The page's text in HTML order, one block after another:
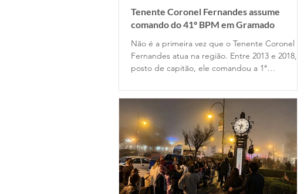
Tenente Coronel Fernandes assume
comando do 41º BPM em Gramado
Não é a primeira vez que o Tenente Coronel
Fernandes atua na região. Entre 2013 e 2018, no
posto de capitão, ele comandou a 1ª
Estado Maior da Unidade. Retornou em 2020,
permanecendo até 2022, quando ocupou o
posto de major na função de subcomandante
do Batalhão.